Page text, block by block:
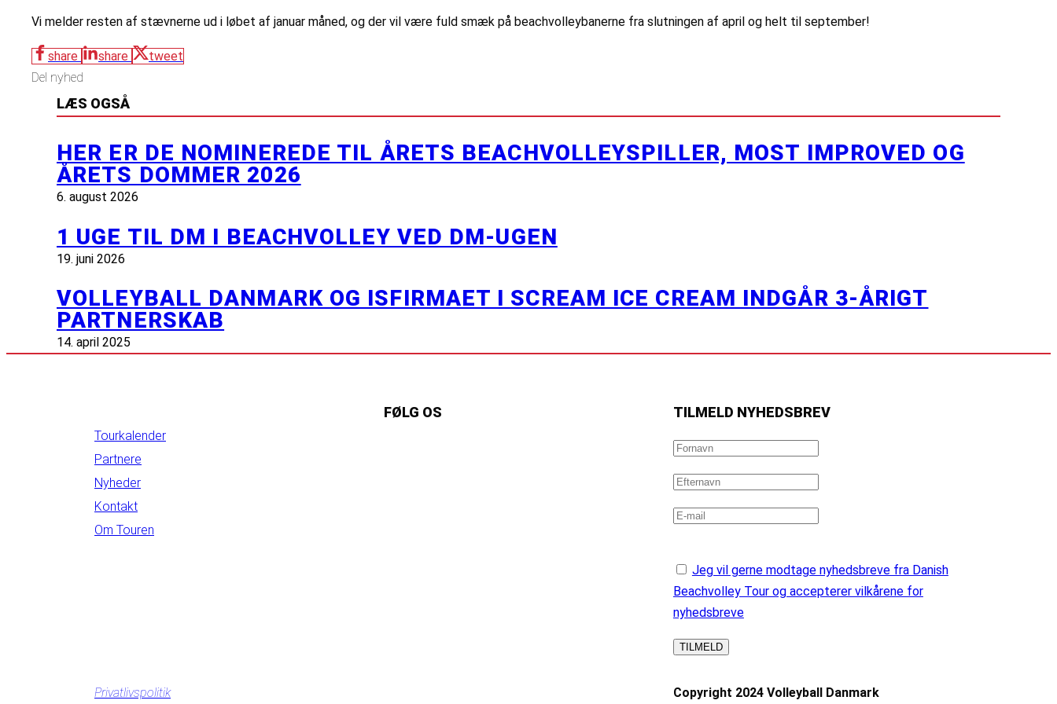
Vi melder resten af stævnerne ud i løbet af januar måned, og der vil være fuld smæk på beachvolleybanerne fra slutningen af april og helt til september!
share share
tweet
Del nyhed
LÆS OGSÅ
HER ER DE NOMINEREDE TIL ÅRETS BEACHVOLLEYSPILLER, MOST IMPROVED OG
ÅRETS DOMMER 2026
6. august 2026
1 UGE TIL DM I BEACHVOLLEY VED DM-UGEN
19. juni 2026
VOLLEYBALL DANMARK OG ISFIRMAET I SCREAM ICE CREAM INDGÅR 3-ÅRIGT
PARTNERSKAB
14. april 2025
Tourkalender
Partnere
Nyheder
Kontakt
Om Touren
FØLG OS TILMELD NYHEDSBREV
Jeg vil gerne modtage nyhedsbreve fra Danish
Beachvolley Tour og accepterer vilkårene for
nyhedsbreve
Privatlivspolitik Copyright 2024 Volleyball Danmark